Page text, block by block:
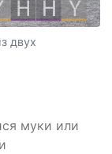
двух
муки или